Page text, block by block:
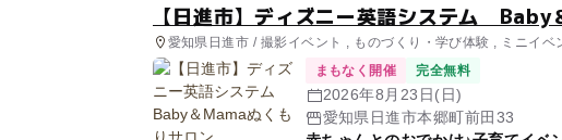
【日進市】ディズニー英語システム Baby
愛知県日進市 / 撮影イベント , ものづくり・学び体験 , ミニイベ
まもなく開催 完全無料
2026年8月23日(日)
愛知県日進市本郷町前田33